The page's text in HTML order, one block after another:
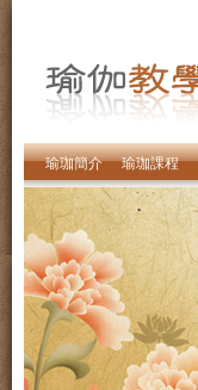
瑜珈簡介 瑜珈課程